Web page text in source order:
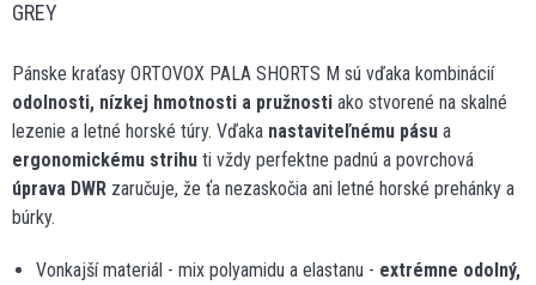
GREY
Pánske kraťasy ORTOVOX PALA SHORTS M sú vďaka kombinácií
odolnosti, nízkej hmotnosti a pružnosti ako stvorené na skalné
lezenie a letné horské túry. Vďaka nastaviteľnému pásu a
ergonomickému strihu ti vždy perfektne padnú a povrchová
úprava DWR zaručuje, že ťa nezaskočia ani letné horské prehánky a
búrky.
Vonkajší materiál - mix polyamidu a elastanu - extrémne odolný,